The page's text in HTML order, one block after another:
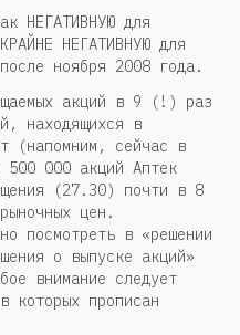
НЕГАТИВНУЮ для
НЕГАТИВНУЮ для
ноября 2008 года.
акций в 9 (!) раз
находящихся в
(напомним, сейчас в
500 000 акций Аптек
(27.30) почти в 8
цен.
посмотреть в «решении
о выпуске акций»
внимание следует
прописан